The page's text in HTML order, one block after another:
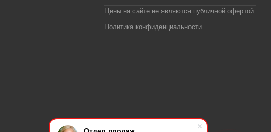
Цены на сайте не являются публичной офертой
Политика конфиденциальности